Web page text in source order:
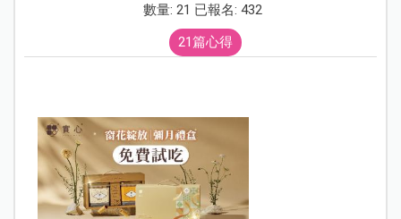
數量: 21 已報名: 432
21篇心得